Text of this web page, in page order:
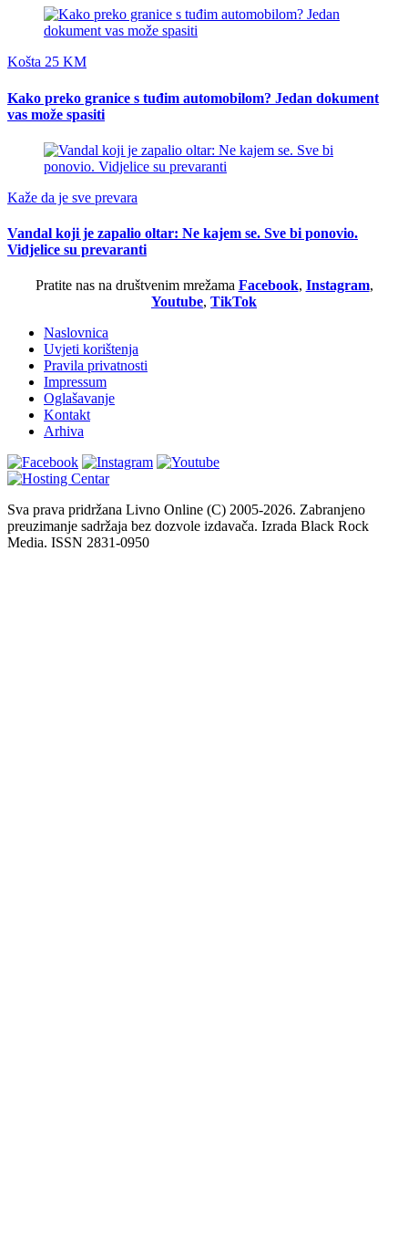
Košta 25 KM
Kako preko granice s tuđim automobilom? Jedan dokument
vas može spasiti
Kaže da je sve prevara
Vandal koji je zapalio oltar: Ne kajem se. Sve bi ponovio.
Vidjelice su prevaranti
Pratite nas na društvenim mrežama Facebook, Instagram,
Youtube, TikTok
Naslovnica
Uvjeti korištenja
Pravila privatnosti
Impressum
Oglašavanje
Kontakt
Arhiva
Sva prava pridržana Livno Online (C) 2005-2026. Zabranjeno
preuzimanje sadržaja bez dozvole izdavača. Izrada Black Rock
Media. ISSN 2831-0950